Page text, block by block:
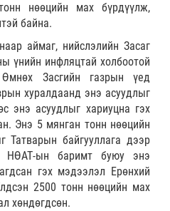
нөөцийн мах бүрдүүлж,
байна.
аймаг, нийслэлийн Засаг
үнийн инфляцтай холбоотой
Засгийн газрын үед
хуралдаанд энэ асуудлыг
энэ асуудлыг хариуцна гэх
Энэ 5 мянган тонн нөөцийн
Татварын байгууллага дээр
НӨАТ-ын баримт буюу энэ
гэх мэдээлэл Ерөнхий
2500 тонн нөөцийн мах
хөндөгдсөн.